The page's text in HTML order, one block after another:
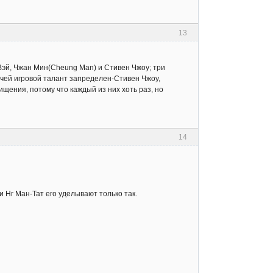
13
Чжан Мин(Cheung Man) и Стивен Чжоу; три
игровой талант запределен-Стивен Чжоу,
потому что каждый из них хоть раз, но
14
Нг Ман-Тат его уделывают только так.